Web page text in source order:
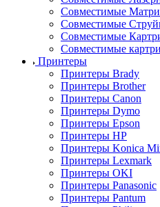
Совместимые
Совместимые
Совместимые
Совместимые
Принтеры
Принтеры Brady
Принтеры Brother
Принтеры Canon
Принтеры Dymo
Принтеры Epson
Принтеры HP
Принтеры Konica
Принтеры Lexmark
Принтеры OKI
Принтеры Panasonic
Принтеры Pantum